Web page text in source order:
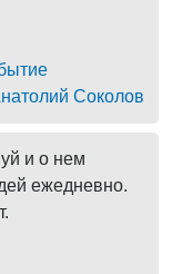
Соколов
и о нем
ежедневно.